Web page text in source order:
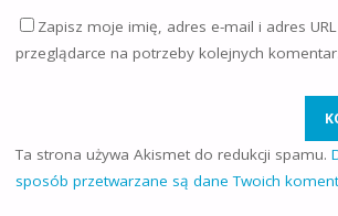
Zapisz moje imię, adres e-mail i adres
przeglądarce na potrzeby kolejnych
Ta strona używa Akismet do redukcji spamu.
sposób przetwarzane są dane Twoich